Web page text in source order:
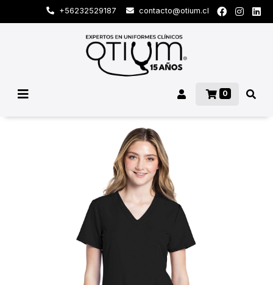
+56232529187 contacto@otium.cl
0